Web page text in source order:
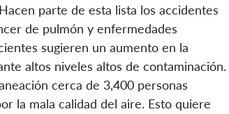
parte de esta lista los accidentes
de pulmón y enfermedades
sugieren un aumento en la
altos niveles altos de contaminación.
cerca de 3,400 personas
la mala calidad del aire. Esto quiere